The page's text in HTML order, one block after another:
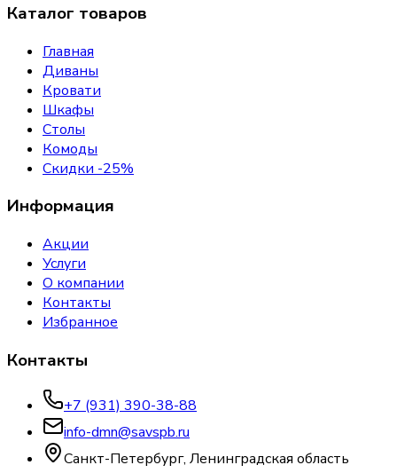
Каталог товаров
Главная
Диваны
Кровати
Шкафы
Столы
Комоды
Скидки -25%
Информация
Акции
Услуги
О компании
Контакты
Избранное
Контакты
+7 (931) 390-38-88
info-dmn@savspb.ru
Санкт-Петербург, Ленинградская область